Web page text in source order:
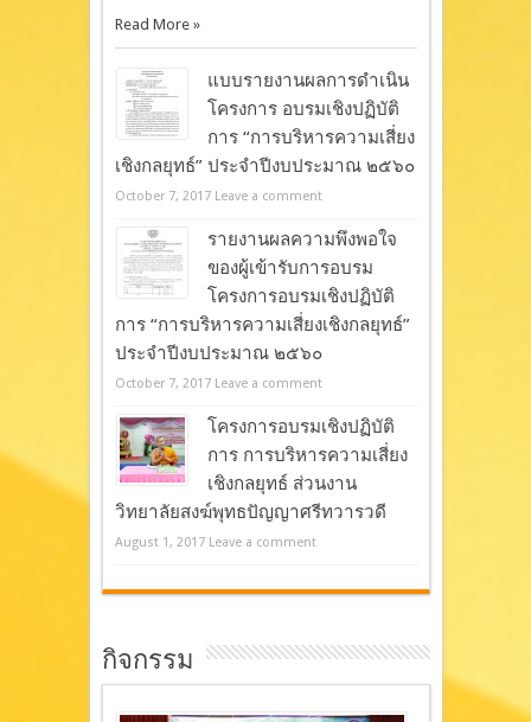
Read More »
แบบรายงานผลการดำเนิน
โครงการ อบรมเชิงปฏิบัติ
การ “การบริหารความเสี่ยง
เชิงกลยุทธ์” ประจำปีงบประมาณ ๒๕๖๐
October 7, 2017 Leave a comment
รายงานผลความพึงพอใจ
ของผู้เข้ารับการอบรม
โครงการอบรมเชิงปฏิบัติ
การ “การบริหารความเสี่ยงเชิงกลยุทธ์”
ประจำปีงบประมาณ ๒๕๖๐
October 7, 2017 Leave a comment
โครงการอบรมเชิงปฏิบัติ
การ การบริหารความเสี่ยง
เชิงกลยุทธ์ ส่วนงาน
วิทยาลัยสงฆ์พุทธปัญญาศรีทวารวดี
August 1, 2017 Leave a comment
กิจกรรม